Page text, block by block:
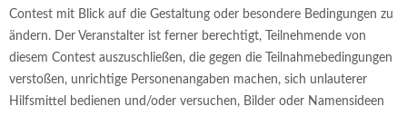
Contest mit Blick auf die Gestaltung oder besondere Bedingungen zu
ändern. Der Veranstalter ist ferner berechtigt, Teilnehmende von
diesem Contest auszuschließen, die gegen die Teilnahmebedingungen
verstoßen, unrichtige Personenangaben machen, sich unlauterer
Hilfsmittel bedienen und/oder versuchen, Bilder oder Namensideen